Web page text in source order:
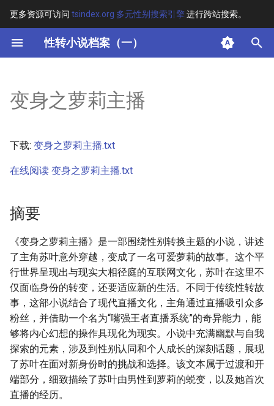
更多资源可访问 tsindex.org 多元性别搜索引擎进行跨站搜索。
性转小说档案（一）
键
开
搜
索
其他信息 [Processed Page
变身之萝莉主播
下载: 变身之萝莉主播.txt
在线阅读 变身之萝莉主播.txt
摘要
《变身之萝莉主播》是一部围绕性别转换主题的小说，讲述
了主角苏叶意外穿越，变成了一名可爱萝莉的故事。这个平
行世界呈现出与现实大相径庭的互联网文化，苏叶在这里不
仅面临身份的转变，还要适应新的生活。不同于传统性转故
事，这部小说结合了现代直播文化，主角通过直播吸引众多
粉丝，并借助一个名为“嘴强王者直播系统”的奇异能力，能
够将内心幻想的操作具现化为现实。小说中充满幽默与自我
探索的元素，涉及到性别认同和个人成长的深刻话题，展现
了苏叶在面对新身份时的挑战和选择。该文本属于过渡和开
端部分，细致描绘了苏叶由男性到萝莉的蜕变，以及她首次
直播的经历。